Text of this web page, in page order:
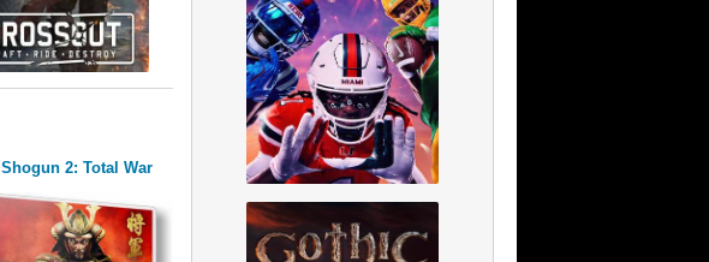
Shogun 2: Total War